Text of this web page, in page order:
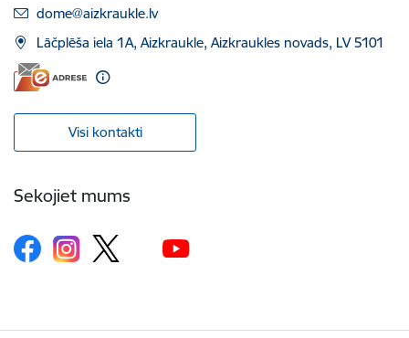
E-pasts:
dome@aizkraukle.lv
Lāčplēša iela 1A, Aizkraukle, Aizkraukles novads, LV 5101
Visi kontakti
Sekojiet mums